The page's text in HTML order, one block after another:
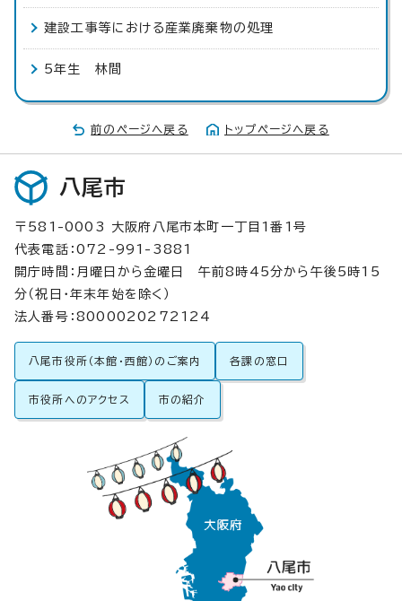
建設工事等における産業廃棄物の処理
5年生 林間
前のページへ戻る トップページへ戻る
八尾市
〒581-0003 大阪府八尾市本町一丁目1番1号
代表電話：072-991-3881
開庁時間：月曜日から金曜日 午前8時45分から午後5時15
分（祝日・年末年始を除く）
法人番号：8000020272124
八尾市役所（本館・西館）のご案内 各課の窓口
市役所へのアクセス 市の紹介